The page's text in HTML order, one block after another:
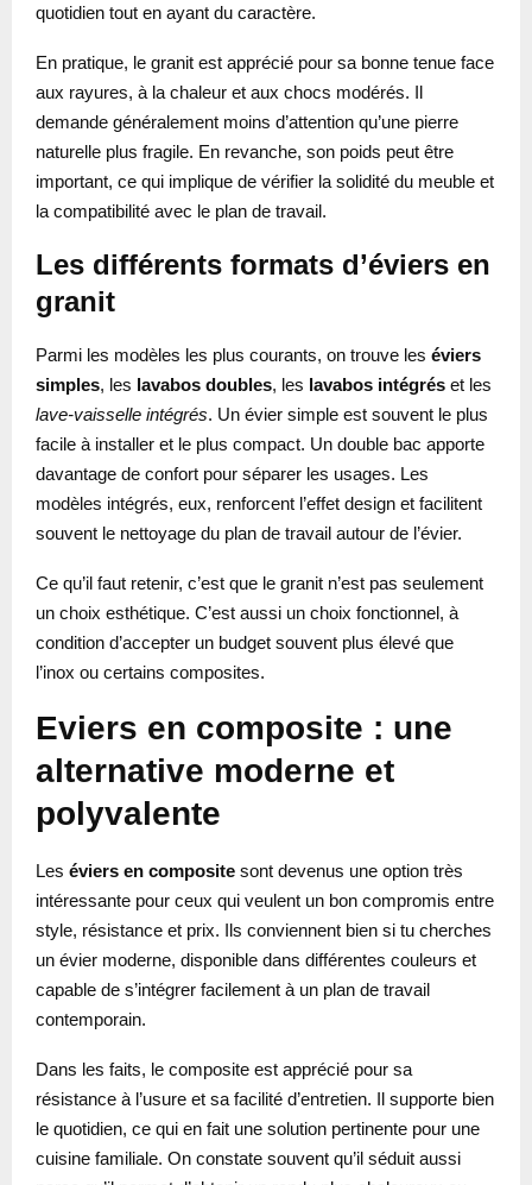
quotidien tout en ayant du caractère.
En pratique, le granit est apprécié pour sa bonne tenue face
aux rayures, à la chaleur et aux chocs modérés. Il
demande généralement moins d’attention qu’une pierre
naturelle plus fragile. En revanche, son poids peut être
important, ce qui implique de vérifier la solidité du meuble et
la compatibilité avec le plan de travail.
Les différents formats d’éviers en
granit
Parmi les modèles les plus courants, on trouve les éviers
simples, les lavabos doubles, les lavabos intégrés et les
lave-vaisselle intégrés. Un évier simple est souvent le plus
facile à installer et le plus compact. Un double bac apporte
davantage de confort pour séparer les usages. Les
modèles intégrés, eux, renforcent l’effet design et facilitent
souvent le nettoyage du plan de travail autour de l’évier.
Ce qu’il faut retenir, c’est que le granit n’est pas seulement
un choix esthétique. C’est aussi un choix fonctionnel, à
condition d’accepter un budget souvent plus élevé que
l’inox ou certains composites.
Eviers en composite : une
alternative moderne et
polyvalente
Les éviers en composite sont devenus une option très
intéressante pour ceux qui veulent un bon compromis entre
style, résistance et prix. Ils conviennent bien si tu cherches
un évier moderne, disponible dans différentes couleurs et
capable de s’intégrer facilement à un plan de travail
contemporain.
Dans les faits, le composite est apprécié pour sa
résistance à l’usure et sa facilité d’entretien. Il supporte bien
le quotidien, ce qui en fait une solution pertinente pour une
cuisine familiale. On constate souvent qu’il séduit aussi